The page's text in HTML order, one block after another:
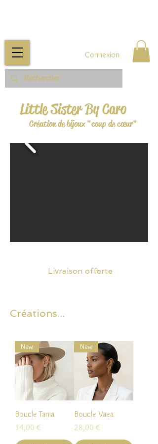
Little Sister By Caro
Création de bijoux "coup de cœur"
Connexion
Livraison offerte
Créations...
New
Boucle Tania
Prix
34,00 €
New
Boucle Vaea
Prix
28,00 €